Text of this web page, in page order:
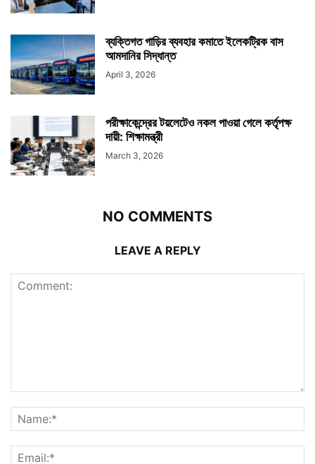
ব্যক্তিগত গাড়ির ব্যবহার কমাতে ইলেকট্রিক বাস
আমদানির সিদ্ধান্ত
April 3, 2026
পরীক্ষাকেন্দ্রের টয়লেটেও নকল পাওয়া গেলে কর্তৃপক্ষ
দায়ী: শিক্ষামন্ত্রী
March 3, 2026
NO COMMENTS
LEAVE A REPLY